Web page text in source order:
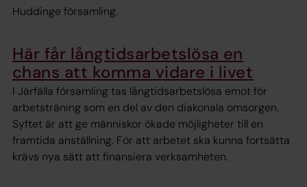
Huddinge församling.
Här får långtidsarbetslösa en
chans att komma vidare i livet
I Järfälla församling tas långtidsarbetslösa emot för
arbetsträning som en del av den diakonala omsorgen.
Syftet är att ge människor ökade möjligheter till en
framtida anställning. För att arbetet ska kunna fortsätta
krävs nya sätt att finansiera verksamheten.